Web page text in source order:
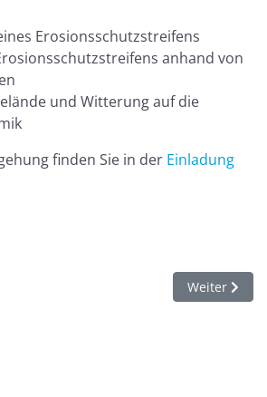
Erosionsschutzstreifens
anhand von
und Witterung auf die
finden Sie in der Einladung
Rundbrief zum Thema Nächster
Weiter